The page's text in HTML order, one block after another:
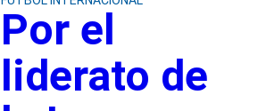
Por el
liderato de